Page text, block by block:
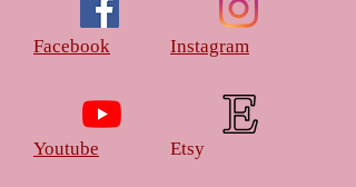
Facebook
Youtube
Instagram
Etsy